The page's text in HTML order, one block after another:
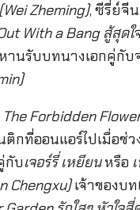
Zheming), ซีรี่ย์จี
With a Bang สู้สุดใ
านรับบทนางเอกคู่กับ
The Forbidden
กที่ออนแอร์ไปเมื่อช่
กับเจอร์รี่ เหยียนหรือ
Chengxu)เจ้าของบท